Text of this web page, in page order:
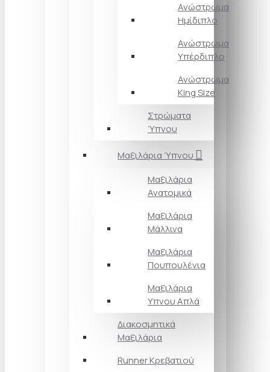
Ανώστρωμα
Ημίδιπλο
Ανώστρωμα
Υπέρδιπλο
Ανώστρωμα
King Size
Στρώματα
Ύπνου
Μαξιλάρια Ύπνου
Μαξιλάρια
Ανατομικά
Μαξιλάρια
Μάλλινα
Μαξιλάρια
Πουπουλένια
Μαξιλάρια
Υπνου Απλά
Διακοσμητικά
Μαξιλάρια
Runner Κρεβατιού